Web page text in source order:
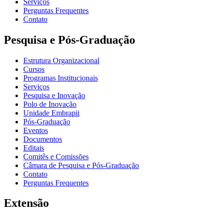
Perguntas Frequentes
Contato
Pesquisa e Pós-Graduação
Estrutura Organizacional
Cursos
Programas Institucionais
Serviços
Pesquisa e Inovação
Polo de Inovação
Unidade Embrapii
Pós-Graduação
Eventos
Documentos
Editais
Comitês e Comissões
Câmara de Pesquisa e Pós-Graduação
Contato
Perguntas Frequentes
Extensão